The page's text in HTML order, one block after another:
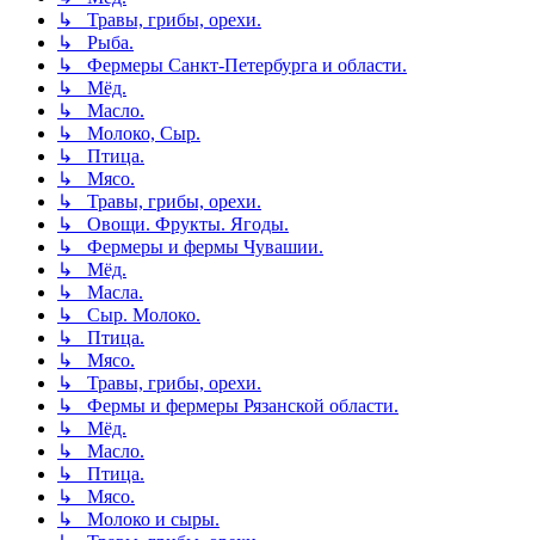
↳ Травы, грибы, орехи.
↳ Рыба.
↳ Фермеры Санкт-Петербурга и области.
↳ Мёд.
↳ Масло.
↳ Молоко, Сыр.
↳ Птица.
↳ Мясо.
↳ Травы, грибы, орехи.
↳ Овощи. Фрукты. Ягоды.
↳ Фермеры и фермы Чувашии.
↳ Мёд.
↳ Масла.
↳ Сыр. Молоко.
↳ Птица.
↳ Мясо.
↳ Травы, грибы, орехи.
↳ Фермы и фермеры Рязанской области.
↳ Мёд.
↳ Масло.
↳ Птица.
↳ Мясо.
↳ Молоко и сыры.